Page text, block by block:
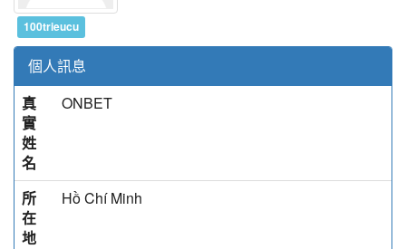
100trieucu
個人訊息
真
實
姓
名
ONBET
所
在
地
Hồ Chí Minh